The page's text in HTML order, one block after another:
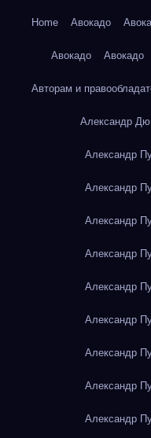
Home Авокадо
Авокадо Авокадо
Авторам и
Александр
Александр
Александр
Александр
Александр
Александр
Александр
Александр
Александр
Александр